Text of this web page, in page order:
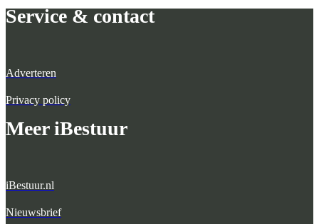
Service & contact
Adverteren
Privacy policy
Meer iBestuur
iBestuur.nl
Nieuwsbrief